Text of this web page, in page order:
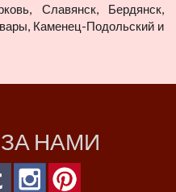
Славянск, Бердянск,
Каменец-Подольский и
НАМИ